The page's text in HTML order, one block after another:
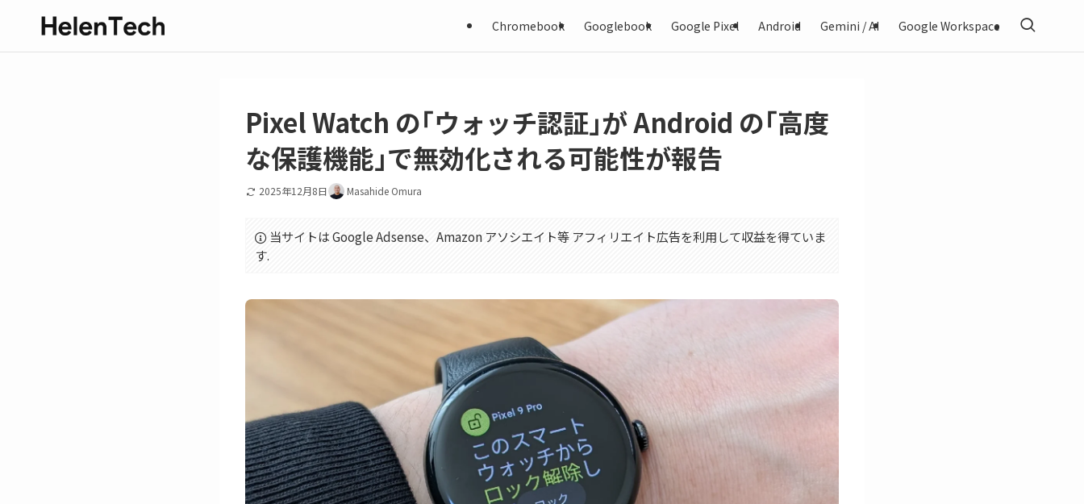
Chromebook Googlebook Google Pixel Android Gemini / AI Google Workspace
Pixel Watch の｢ウォッチ認証｣が Android の｢高度
な保護機能｣で無効化される可能性が報告
2025年12月8日 Masahide Omura
当サイトは Google Adsense、Amazon アソシエイト等 アフィリエイト広告を利用して収益を得ていま
す.